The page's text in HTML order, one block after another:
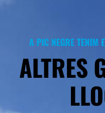
A PIC NEGRE TENIM
ALTRES